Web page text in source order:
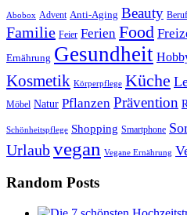
Abobox Advent Anti-Aging Beauty Beruf
Familie Feier Ferien Food
Ernährung Gesundheit
Kosmetik Körperpflege Küche
Möbel Natur Pflanzen Prävention
Schönheitspflege Shopping Smartphone
Urlaubvegan Vegane Ernährung
Random Posts